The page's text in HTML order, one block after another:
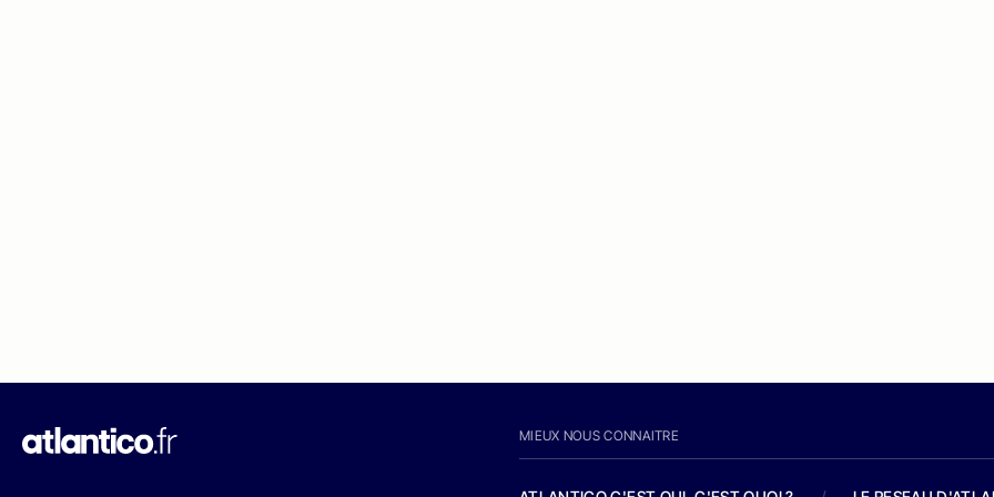
MIEUX NOUS CONNAITRE